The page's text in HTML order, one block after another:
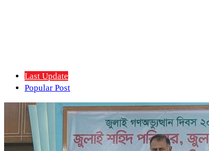
Last Update
Popular Post